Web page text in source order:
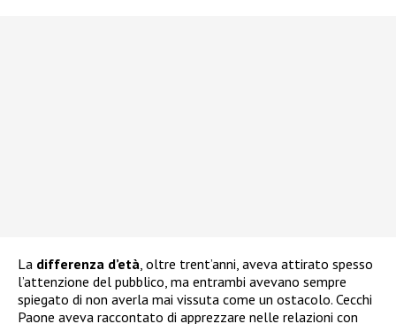
La differenza d’età, oltre trent’anni, aveva attirato spesso
l’attenzione del pubblico, ma entrambi avevano sempre
spiegato di non averla mai vissuta come un ostacolo. Cecchi
Paone aveva raccontato di apprezzare nelle relazioni con